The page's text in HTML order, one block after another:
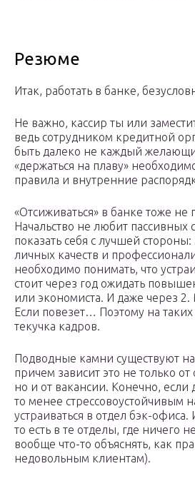
Резюме
Итак, работать в банке,
Не важно, кассир ты или
ведь сотрудником кредитной
быть далеко не каждый
«держаться на плаву»
правила и внутренние
«Отсиживаться» в банке тоже не
Начальство не любит пассивных
показать себя с лучшей стороны:
личных качеств и
необходимо понимать, что
стоит через год ожидать
или экономиста. И даже через 2.
Если повезет… Поэтому на таких
текучка кадров.
Подводные камни существуют
причем зависит это не только
но и от вакансии. Конечно, если
то менее стрессовоустойчивым
устраиваться в отдел бэк-
то есть в те отделы, где ничего
вообще что-то объяснять, как
недовольным клиентам).